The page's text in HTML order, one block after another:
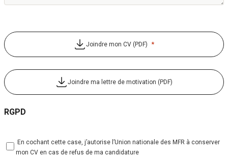
Joindre mon CV (PDF) *
Joindre ma lettre de motivation (PDF)
RGPD
 En cochant cette case, j’autorise l’Union nationale des MFR à conserver
mon CV en cas de refus de ma candidature